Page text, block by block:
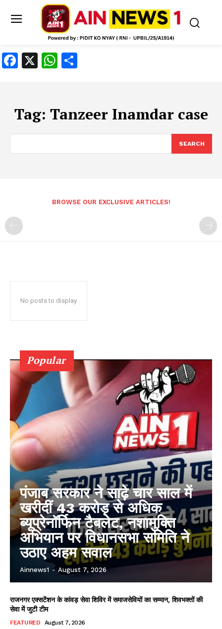
Facebook
X WhatsApp
Tag: Tanzeer Inamdar case
SEARCH
BROWSE OUR EXCLUSIVE ARTICLES!
No posts to display
Popular
पंजाब सरकार ने साढ़े चार साल में
खरीदीं 43 करोड़ से अधिक
ब्यूप्रेनॉर्फिन टैबलेट, नशामुक्ति
अभियान पर विधानसभा समिति ने
उठाए अहम सवाल
Ainnews1 - August 7, 2026
राजनगर एक्सटेंशन के कांवड़ सेवा शिविर में समाजसेवियों का सम्मान, शिवभक्तों की
सेवा में जुटी टीम
FEATURED August 7, 2026